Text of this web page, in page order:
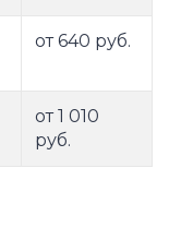
от 640 руб.
от 1 010
руб.